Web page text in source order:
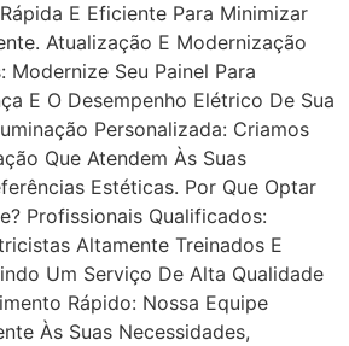
E Eficiente Para Minimizar
Atualização E Modernização
Modernize Seu Painel Para
E O Desempenho Elétrico De Sua
Personalizada: Criamos
Que Atendem Às Suas
Estéticas. Por Que Optar
Profissionais Qualificados:
Altamente Treinados E
Um Serviço De Alta Qualidade
Rápido: Nossa Equipe
Às Suas Necessidades,